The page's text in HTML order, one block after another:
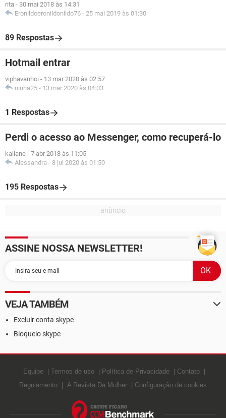
rita - 30 mai 2018 às 14:31
Eronildoeronildonildo76 - 25 mai 2019 às 01:30
89 Respostas
Hotmail entrar
viphavanhoi - 13 mar 2020 às 02:57
ninha25 - 13 mar 2020 às 04:03
1 Respostas
Perdi o acesso ao Messenger, como recuperá-lo
kailane - 7 abr 2018 às 11:05
Alessandra - 8 jul 2020 às 01:50
195 Respostas
ASSINE NOSSA NEWSLETTER!
VEJA TAMBÉM
Excluir conta skype
Bloqueio skype
Equipe Termos de uso Política de Privacidade
Contato
Regulamento
A Revista Da Mulher Configuração de cookies